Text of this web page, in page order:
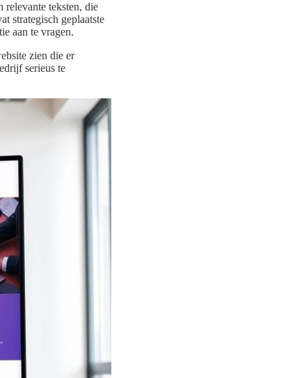
relevante teksten, die
strategisch geplaatste
aan te vragen.
zien die er
serieus te